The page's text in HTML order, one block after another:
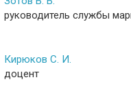
руководитель службы
Кирюков С. И.
доцент